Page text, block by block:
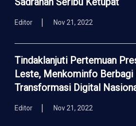
Editor Nov 21, 2022
Tindaklanjuti Pertemuan
Leste, Menkominfo Berbagi
Transformasi Digital
Editor Nov 21, 2022